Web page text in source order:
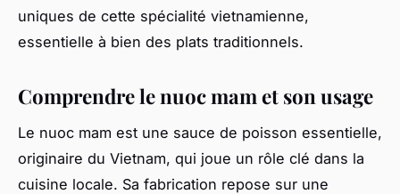
uniques de cette spécialité vietnamienne,
essentielle à bien des plats traditionnels.
Comprendre le nuoc mam et son usage
Le nuoc mam est une sauce de poisson essentielle,
originaire du Vietnam, qui joue un rôle clé dans la
cuisine locale. Sa fabrication repose sur une